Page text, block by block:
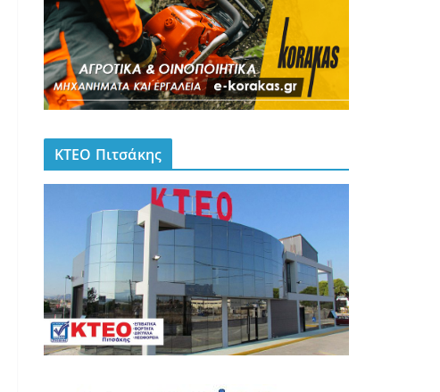
ΚΤΕΟ Πιτσάκης